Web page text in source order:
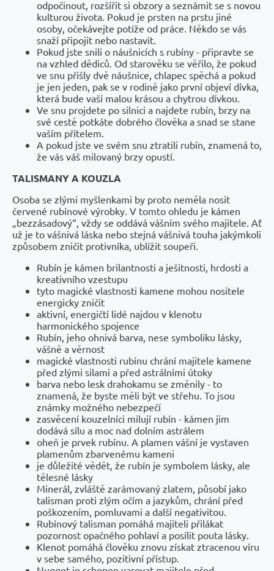
odpočinout, rozšířit si obzory a seznámit se s novou
kulturou života. Pokud je prsten na prstu jiné
osoby, očekávejte potíže od práce. Někdo se vás
snaží připojit nebo nastavit.
Pokud jste snili o náušnicích s rubíny - připravte se
na vzhled dědiců. Od starověku se věřilo, že pokud
ve snu přišly dvě náušnice, chlapec spěchá a pokud
je jen jeden, pak se v rodině jako první objeví dívka,
která bude vaší malou krásou a chytrou dívkou.
Ve snu projdete po silnici a najdete rubín, brzy na
své cestě potkáte dobrého člověka a snad se stane
vaším přítelem.
A pokud jste ve svém snu ztratili rubín, znamená to,
že vás váš milovaný brzy opustí.
TALISMANY A KOUZLA
Osoba se zlými myšlenkami by proto neměla nosit
červené rubínové výrobky. V tomto ohledu je kámen
„bezzásadový“, vždy se oddává vášním svého majitele. Ať
už je to vášnivá láska nebo stejná vášnivá touha jakýmkoli
způsobem zničit protivníka, ublížit soupeři.
Rubín je kámen brilantnosti a ješitnosti, hrdosti a
kreativního vzestupu
tyto magické vlastnosti kamene mohou nositele
energicky zničit
aktivní, energičtí lidé najdou v klenotu
harmonického spojence
Rubín, jeho ohnivá barva, nese symboliku lásky,
vášně a věrnost
magické vlastnosti rubínu chrání majitele kamene
před zlými silami a před astrálními útoky
barva nebo lesk drahokamu se změnily - to
znamená, že byste měli být ve střehu. To jsou
známky možného nebezpečí
zasvěcení kouzelníci milují rubín - kámen jim
dodává sílu a moc nad dolním astrálem
oheň je prvek rubínu. A plamen vášní je vystaven
plamenům zbarvenému kameni
je důležité vědět, že rubín je symbolem lásky, ale
tělesné lásky
Minerál, zvláště zarámovaný zlatem, působí jako
talisman proti zlým očím a jazykům, chrání před
poškozením, pomluvami a další negativitou.
Rubínový talisman pomáhá majiteli přilákat
pozornost opačného pohlaví a posílit pouta lásky.
Klenot pomáhá člověku znovu získat ztracenou víru
v sebe samého, pozitivní přístup.